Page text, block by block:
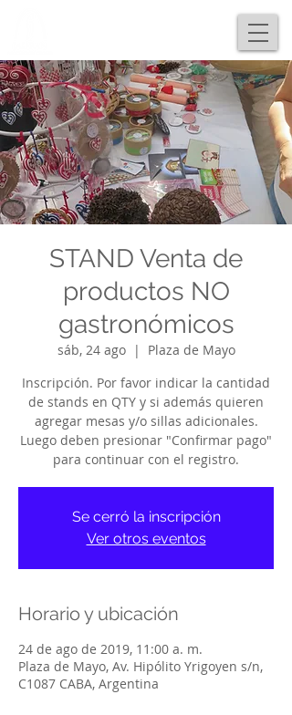
STAND Venta de
productos NO
gastronómicos
sáb, 24 ago
  |
Plaza de Mayo
Inscripción. Por favor indicar la cantidad
de stands en QTY y si además quieren
agregar mesas y/o sillas adicionales.
Luego deben presionar "Confirmar pago"
para continuar con el registro.
Se cerró la inscripción
Ver otros eventos
Horario y ubicación
24 de ago de 2019, 11:00 a. m.
Plaza de Mayo, Av. Hipólito Yrigoyen s/n,
C1087 CABA, Argentina